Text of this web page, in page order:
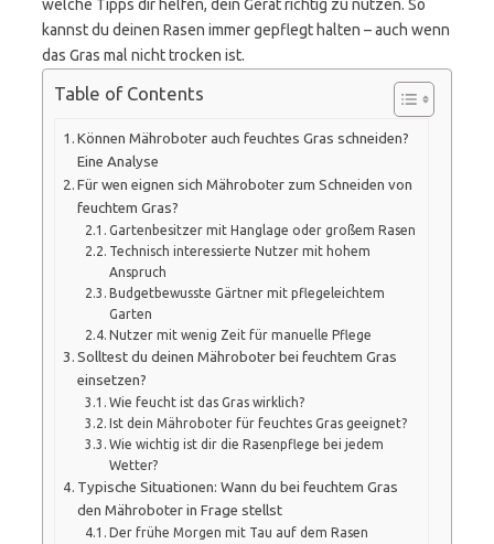
welche Tipps dir helfen, dein Gerät richtig zu nutzen. So
kannst du deinen Rasen immer gepflegt halten – auch wenn
das Gras mal nicht trocken ist.
Table of Contents
Können Mähroboter auch feuchtes Gras schneiden?
Eine Analyse
Für wen eignen sich Mähroboter zum Schneiden von
feuchtem Gras?
Gartenbesitzer mit Hanglage oder großem Rasen
Technisch interessierte Nutzer mit hohem
Anspruch
Budgetbewusste Gärtner mit pflegeleichtem
Garten
Nutzer mit wenig Zeit für manuelle Pflege
Solltest du deinen Mähroboter bei feuchtem Gras
einsetzen?
Wie feucht ist das Gras wirklich?
Ist dein Mähroboter für feuchtes Gras geeignet?
Wie wichtig ist dir die Rasenpflege bei jedem
Wetter?
Typische Situationen: Wann du bei feuchtem Gras
den Mähroboter in Frage stellst
Der frühe Morgen mit Tau auf dem Rasen